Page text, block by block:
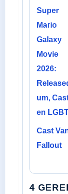
Super
Mario
Galaxy
Movie
2026:
um,
en
Cast
Fallout
4